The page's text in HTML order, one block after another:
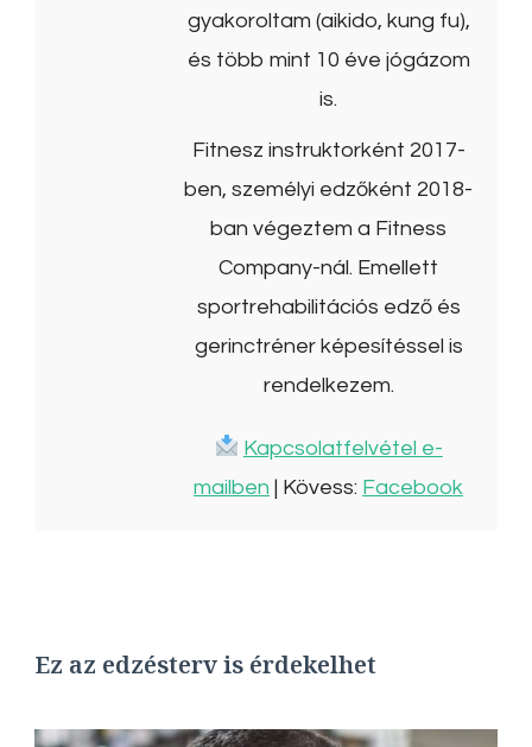
gyakoroltam (aikido, kung fu),
és több mint 10 éve jógázom
is.
Fitnesz instruktorként 2017-
ben, személyi edzőként 2018-
ban végeztem a Fitness
Company-nál. Emellett
sportrehabilitációs edző és
gerinctréner képesítéssel is
rendelkezem.
Kapcsolatfelvétel e-
mailben | Kövess: Facebook
Ez az edzésterv is érdekelhet